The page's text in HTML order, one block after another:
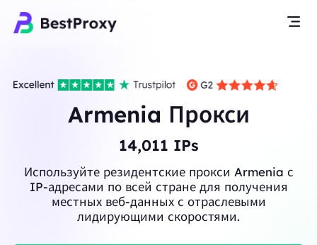
Armenia Прокси
14,011 IPs
Используйте резидентские прокси Armenia с
IP-адресами по всей стране для получения
местных веб-данных с отраслевыми
лидирующими скоростями.